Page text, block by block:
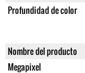
Profundidad de color
Nombre del producto
Megapixel